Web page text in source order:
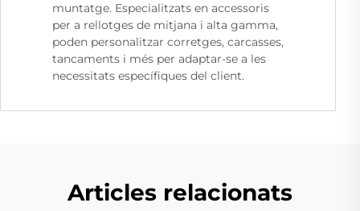
muntatge. Especialitzats en accessoris
per a rellotges de mitjana i alta gamma,
poden personalitzar corretges, carcasses,
tancaments i més per adaptar-se a les
necessitats específiques del client.
Articles relacionats